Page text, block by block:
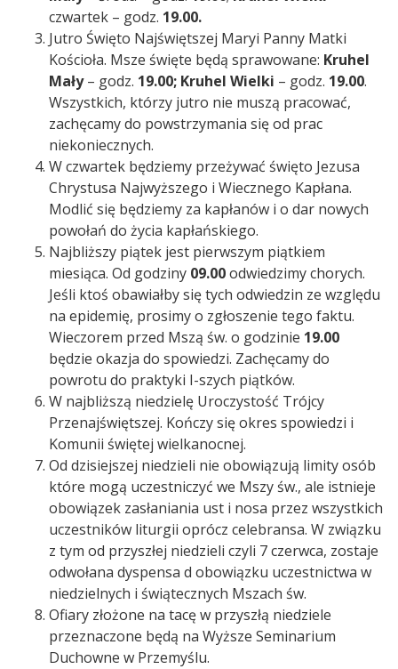
czwartek – godz. 19.00.
Jutro Święto Najświętszej Maryi Panny Matki
Kościoła. Msze święte będą sprawowane: Kruhel
Mały– godz. 19.00; Kruhel Wielki – godz. 19.00.
Wszystkich, którzy jutro nie muszą pracować,
zachęcamy do powstrzymania się od prac
niekoniecznych.
W czwartek będziemy przeżywać święto Jezusa
Chrystusa Najwyższego i Wiecznego Kapłana.
Modlić się będziemy za kapłanów i o dar nowych
powołań do życia kapłańskiego.
Najbliższy piątek jest pierwszym piątkiem
miesiąca. Od godziny 09.00odwiedzimy chorych.
Jeśli ktoś obawiałby się tych odwiedzin ze względu
na epidemię, prosimy o zgłoszenie tego faktu.
Wieczorem przed Mszą św. o godzinie 19.00
będzie okazja do spowiedzi. Zachęcamy do
powrotu do praktyki I-szych piątków.
W najbliższą niedzielę Uroczystość Trójcy
Przenajświętszej. Kończy się okres spowiedzi i
Komunii świętej wielkanocnej.
Od dzisiejszej niedzieli nie obowiązują limity osób
które mogą uczestniczyć we Mszy św., ale istnieje
obowiązek zasłaniania ust i nosa przez wszystkich
uczestników liturgii oprócz celebransa. W związku
z tym od przyszłej niedzieli czyli 7 czerwca, zostaje
odwołana dyspensa d obowiązku uczestnictwa w
niedzielnych i świątecznych Mszach św.
Ofiary złożone na tacę w przyszłą niedziele
przeznaczone będą na Wyższe Seminarium
Duchowne w Przemyślu.